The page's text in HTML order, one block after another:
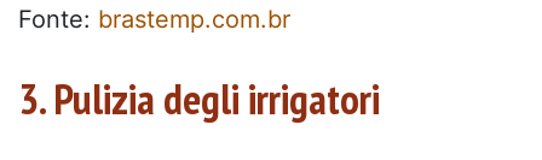
Fonte: brastemp.com.br
3. Pulizia degli irrigatori